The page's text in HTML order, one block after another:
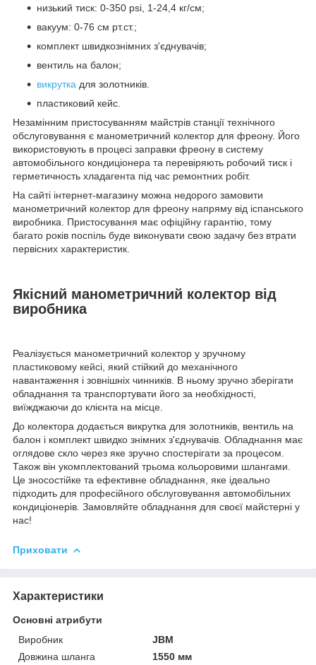
низький тиск: 0-350 psi, 1-24,4 кг/см;
вакуум: 0-76 см рт.ст.;
комплект швидкознімних з'єднувачів;
вентиль на балон;
викрутка для золотників.
пластиковий кейс.
Незамінним пристосуванням майстрів станції технічного
обслуговування є манометричний колектор для фреону. Його
використовують в процесі заправки фреону в систему
автомобільного кондиціонера та перевіряють робочий тиск і
герметичность хладагента під час ремонтних робіт.
На сайті інтернет-магазину можна недорого замовити
манометричний колектор для фреону напряму від іспанського
виробника. Пристосування має офіційну гарантію, тому
багато років поспіль буде виконувати свою задачу без втрати
первісних характеристик.
Якісний манометричний колектор від
виробника
Реалізується манометричний колектор у зручному
пластиковому кейсі, який стійкий до механічного
навантаження і зовнішніх чинників. В ньому зручно зберігати
обладнання та транспортувати його за необхідності,
виїжджаючи до клієнта на місце.
До колектора додається викрутка для золотників, вентиль на
балон і комплект швидко знімних з'єднувачів. Обладнання має
оглядове скло через яке зручно спостерігати за процесом.
Також він укомплектований трьома кольоровими шлангами.
Це зносостійке та ефективне обладнання, яке ідеально
підходить для професійного обслуговування автомобільних
кондиціонерів. Замовляйте обладнання для своєї майстерні у
нас!
Приховати
Характеристики
Основні атрибути
Виробник
JBM
Довжина шланга
1550 мм